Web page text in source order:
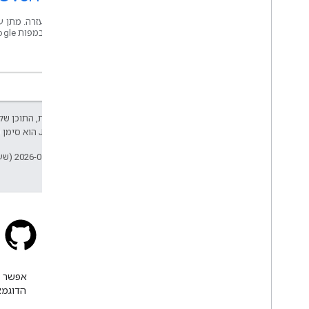
קבלת עזרה. מתן
קרמה במפות Google.
אלא אם צוין אחרת, התוכן